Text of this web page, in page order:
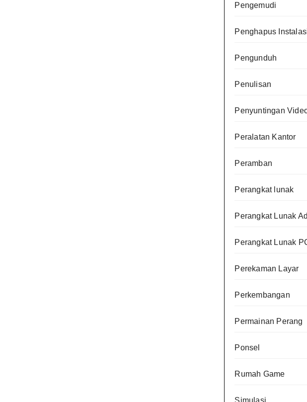
Pengemudi
Penghapus
Pengunduh
Penulisan
Penyuntingan
Peralatan Kantor
Peramban
Perangkat lunak
Perangkat Lunak
Perangkat Lunak
Perekaman Layar
Perkembangan
Permainan Perang
Ponsel
Rumah Game
Simulasi